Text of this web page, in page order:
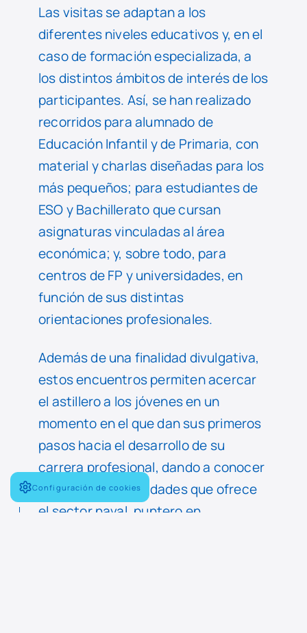
Las visitas se adaptan a los
diferentes niveles educativos y, en el
caso de formación especializada, a
los distintos ámbitos de interés de los
participantes. Así, se han realizado
recorridos para alumnado de
Educación Infantil y de Primaria, con
material y charlas diseñadas para los
más pequeños; para estudiantes de
ESO y Bachillerato que cursan
asignaturas vinculadas al área
económica; y, sobre todo, para
centros de FP y universidades, en
función de sus distintas
orientaciones profesionales.
Además de una finalidad divulgativa,
estos encuentros permiten acercar
el astillero a los jóvenes en un
momento en el que dan sus primeros
pasos hacia el desarrollo de su
carrera profesional, dando a conocer
las amplias posibilidades que ofrece
el sector naval, puntero en
Configuración de cookies